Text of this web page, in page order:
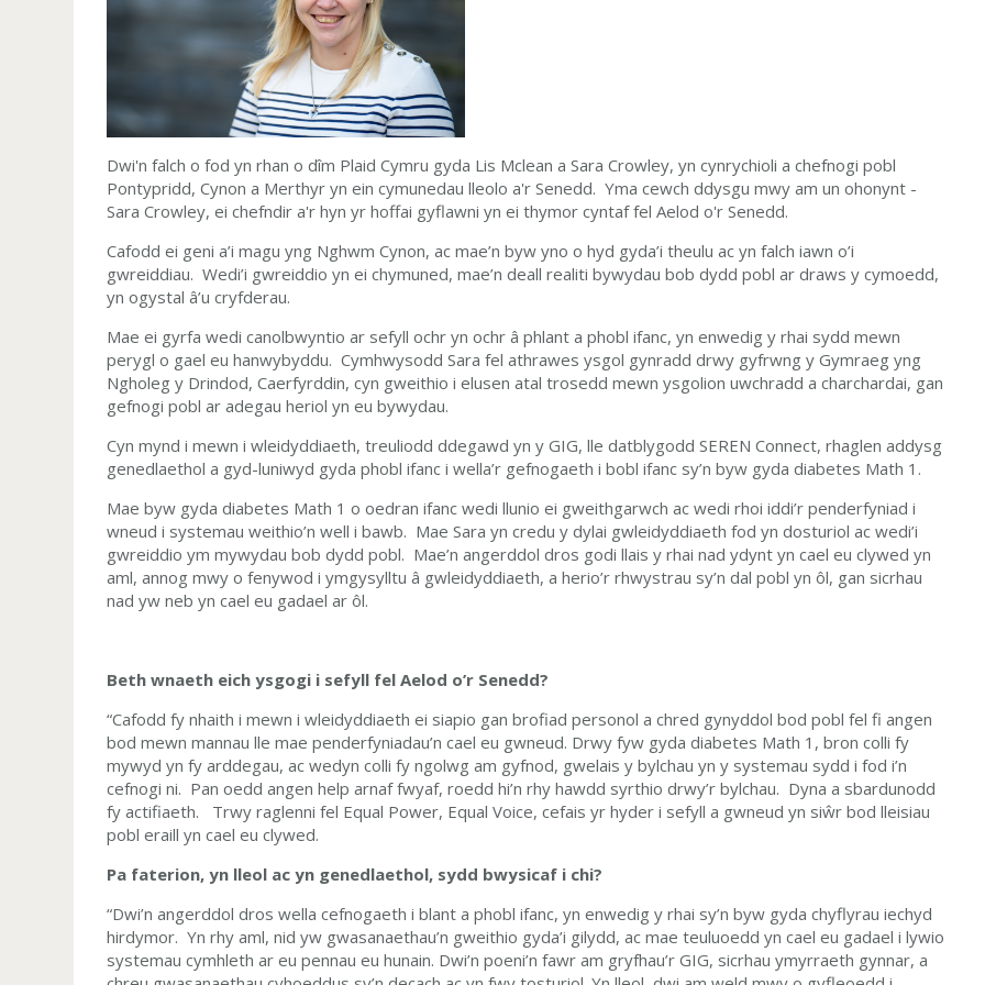
Dwi'n falch o fod yn rhan odîm Plaid Cymru gyda Lis Mclean a Sara Crowley, yn cynrychioli a chefnogi pobl
Pontypridd, Cynon a Merthyr yn ein cymunedau lleolo a'r Senedd.Yma cewch ddysgu mwy am un ohonynt -
Sara Crowley, ei chefndir a'r hyn yr hoffai gyflawni yn ei thymor cyntaf fel Aelod o'r Senedd.
Cafodd ei geni a’i magu yng Nghwm Cynon, ac mae’n byw yno o hyd gyda’i theulu ac yn falch iawn o’i
gwreiddiau. Wedi’i gwreiddio yn ei chymuned, mae’n deall realiti bywydau bob dydd pobl ar draws y cymoedd,
yn ogystal â’u cryfderau.
Mae ei gyrfa wedi canolbwyntio ar sefyll ochr yn ochr â phlant a phobl ifanc, yn enwedig y rhai sydd mewn
perygl o gael eu hanwybyddu. Cymhwysodd Sara fel athrawes ysgol gynradd drwy gyfrwng y Gymraeg yng
Ngholeg y Drindod, Caerfyrddin, cyn gweithio i elusen atal trosedd mewn ysgolion uwchradd a charchardai, gan
gefnogi pobl ar adegau heriol yn eu bywydau.
Cyn mynd i mewn i wleidyddiaeth, treuliodd ddegawd yn y GIG, lle datblygodd SEREN Connect, rhaglen addysg
genedlaethol a gyd-luniwyd gyda phobl ifanc i wella’r gefnogaeth i bobl ifanc sy’n byw gyda diabetes Math 1.
Mae byw gyda diabetes Math 1 o oedran ifanc wedi llunio ei gweithgarwch ac wedi rhoi iddi’r penderfyniad i
wneud i systemau weithio’n well i bawb. Mae Sara yn credu y dylai gwleidyddiaeth fod yn dosturiol ac wedi’i
gwreiddio ym mywydau bob dydd pobl. Mae’n angerddol dros godi llais y rhai nad ydynt yn cael eu clywed yn
aml, annog mwy o fenywod i ymgysylltu â gwleidyddiaeth, a herio’r rhwystrau sy’n dal pobl yn ôl, gan sicrhau
nad yw neb yn cael eu gadael ar ôl.
Beth wnaeth eich ysgogi i sefyll fel Aelod o’r Senedd?
“Cafodd fy nhaith i mewn i wleidyddiaeth ei siapio gan brofiad personol a chred gynyddol bod pobl fel fi angen
bod mewn mannau lle mae penderfyniadau’n cael eu gwneud. Drwy fyw gyda diabetes Math 1, bron colli fy
mywyd yn fy arddegau, ac wedyn colli fy ngolwg am gyfnod, gwelais y bylchau yn y systemau sydd i fod i’n
cefnogi ni. Pan oedd angen help arnaf fwyaf, roedd hi’n rhy hawdd syrthio drwy’r bylchau. Dyna a sbardunodd
fy actifiaeth. Trwy raglenni fel Equal Power, Equal Voice, cefais yr hyder i sefyll a gwneud yn siŵr bod lleisiau
pobl eraill yn cael eu clywed.
Pa faterion, yn lleol ac yn genedlaethol, sydd bwysicaf i chi?
“Dwi’n angerddol dros wella cefnogaeth i blant a phobl ifanc, yn enwedig y rhai sy’n byw gyda chyflyrau iechyd
hirdymor. Yn rhy aml, nid yw gwasanaethau’n gweithio gyda’i gilydd, ac mae teuluoedd yn cael eu gadael i lywio
systemau cymhleth ar eu pennau eu hunain. Dwi’n poeni’n fawr am gryfhau’r GIG, sicrhau ymyrraeth gynnar, a